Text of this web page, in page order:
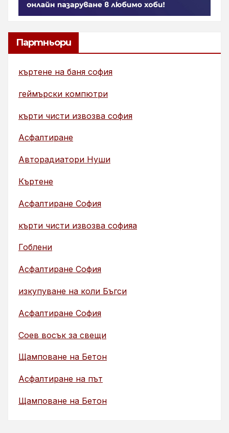
Партньори
къртене на баня софия
геймърски компютри
кърти чисти извозва софия
Асфалтиране
Авторадиатори Нуши
Къртене
Асфалтиране София
кърти чисти извозва софияа
Гоблени
Асфалтиране София
изкупуване на коли Бъгси
Асфалтиране София
Соев восък за свещи
Щамповане на Бетон
Асфалтиране на път
Щамповане на Бетон